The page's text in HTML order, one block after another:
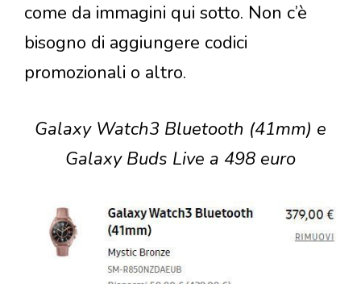
come da immagini qui sotto. Non c’è
bisogno di aggiungere codici
promozionali o altro.
Galaxy Watch3 Bluetooth (41mm) e
Galaxy Buds Live a 498 euro